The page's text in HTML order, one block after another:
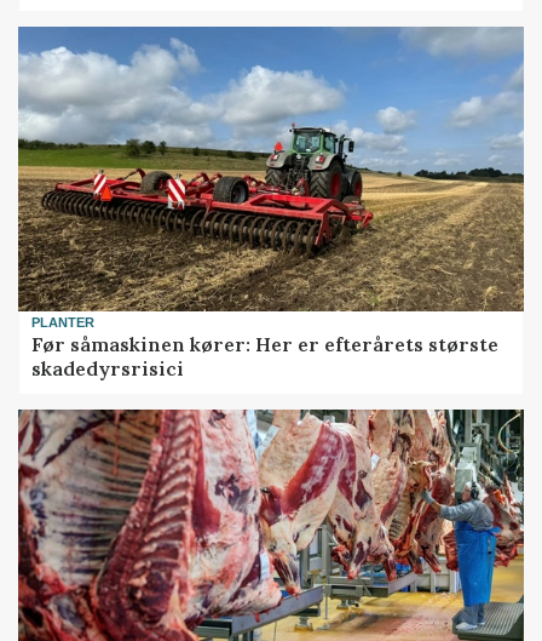
PLANTER
Før såmaskinen kører: Her er efterårets største
skadedyrsrisici